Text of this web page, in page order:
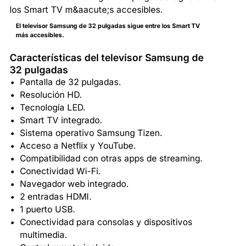
El televisor Samsung de 32 pulgadas sigue entre los Smart TV
más accesibles.
Características del televisor Samsung de
32 pulgadas
Pantalla de 32 pulgadas.
Resolución HD.
Tecnología LED.
Smart TV integrado.
Sistema operativo Samsung Tizen.
Acceso a Netflix y YouTube.
Compatibilidad con otras apps de streaming.
Conectividad Wi-Fi.
Navegador web integrado.
2 entradas HDMI.
1 puerto USB.
Conectividad para consolas y dispositivos
multimedia.